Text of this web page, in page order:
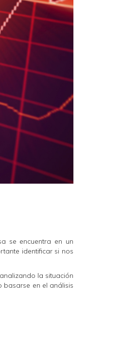
se encuentra en un
identificar si nos
la situación
en el análisis